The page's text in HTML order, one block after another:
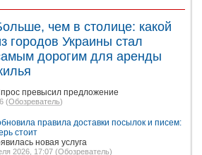
чем в столице: какой
городов Украины стал
дорогим для аренды
превысил предложение
(Обозреватель)
правила доставки посылок и писем:
стоит
новая услуга
2026, 17:07 (Обозреватель)